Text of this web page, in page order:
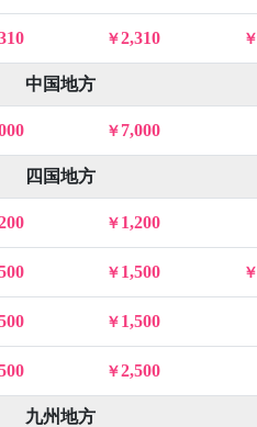
2,310
中国地方
7,000
四国地方
1,200
1,500
1,500
2,500
九州地方